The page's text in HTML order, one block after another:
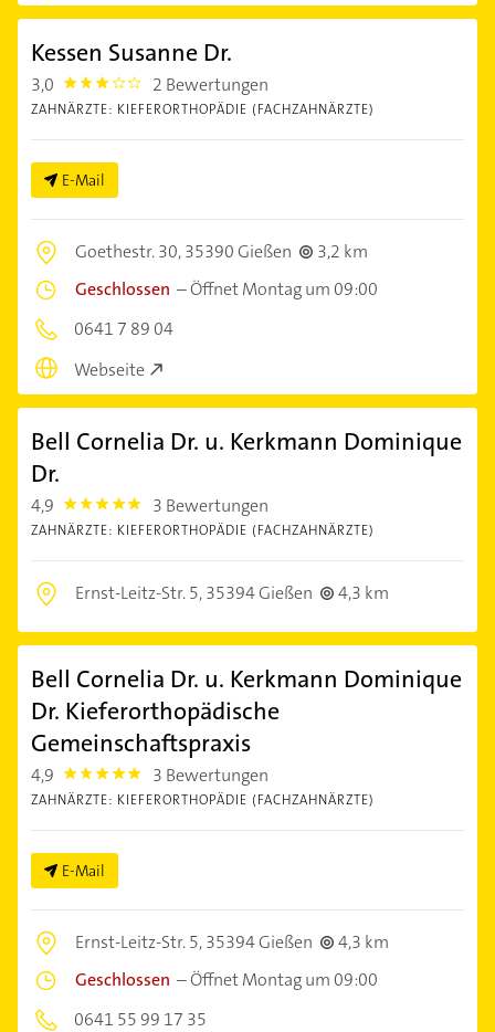
Kessen Susanne Dr.
3,0 3.0 2 Bewertungen
ZAHNÄRZTE: KIEFERORTHOPÄDIE (FACHZAHNÄRZTE)
E-Mail
Goethestr. 30,35390 Gießen
3,2 km
Geschlossen –Öffnet Montag um 09:00
0641 7 89 04
Webseite
Bell Cornelia Dr. u. Kerkmann Dominique
Dr.
4,9 4.9 3 Bewertungen
ZAHNÄRZTE: KIEFERORTHOPÄDIE (FACHZAHNÄRZTE)
Ernst-Leitz-Str. 5,35394 Gießen 4,3 km
Bell Cornelia Dr. u. Kerkmann Dominique
Dr. Kieferorthopädische
Gemeinschaftspraxis
4,9 4.9 3 Bewertungen
ZAHNÄRZTE: KIEFERORTHOPÄDIE (FACHZAHNÄRZTE)
E-Mail
Ernst-Leitz-Str. 5,35394 Gießen
4,3 km
Geschlossen –Öffnet Montag um 09:00
0641 55 99 17 35